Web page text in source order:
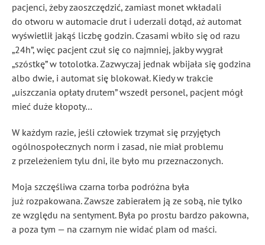
pacjenci, żeby zaoszczędzić, zamiast monet wkładali
do otworu w automacie drut i uderzali dotąd, aż automat
wyświetlił jakąś liczbę godzin. Czasami wbiło się od razu
„24h”, więc pacjent czuł się co najmniej, jakby wygrał
„szóstkę” w totolotka. Zazwyczaj jednak wbijała się godzina
albo dwie, i automat się blokował. Kiedy w trakcie
„uiszczania opłaty drutem” wszedł personel, pacjent mógł
mieć duże kłopoty…
W każdym razie, jeśli człowiek trzymał się przyjętych
ogólnospołecznych norm i zasad, nie miał problemu
z przeleżeniem tylu dni, ile było mu przeznaczonych.
Moja szczęśliwa czarna torba podróżna była
już rozpakowana. Zawsze zabierałem ją ze sobą, nie tylko
ze względu na sentyment. Była po prostu bardzo pakowna,
a poza tym — na czarnym nie widać plam od maści.